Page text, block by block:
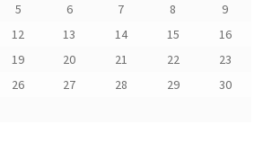
5 6 7 8
9
12 13 14 15
16
19 20 21 22
23
26 27 28 29
30